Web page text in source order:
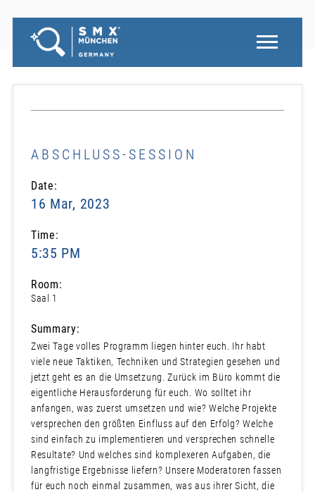
ABSCHLUSS-SESSION
Date:
16 Mar, 2023
Time:
5:35 PM
Room:
Saal 1
Summary:
Zwei Tage volles Programm liegen hinter euch. Ihr habt
viele neue Taktiken, Techniken und Strategien gesehen und
jetzt geht es an die Umsetzung. Zurück im Büro kommt die
eigentliche Herausforderung für euch. Wo solltet ihr
anfangen, was zuerst umsetzen und wie? Welche Projekte
versprechen den größten Einfluss auf den Erfolg? Welche
sind einfach zu implementieren und versprechen schnelle
Resultate? Und welches sind komplexeren Aufgaben, die
langfristige Ergebnisse liefern? Unsere Moderatoren fassen
für euch noch einmal zusammen, was aus ihrer Sicht, die